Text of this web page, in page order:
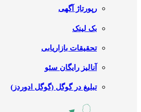
رپورتاژ آگهی
بک لینک
تحقیقات بازاریابی
آنالیز رایگان سئو
تبلیغ در گوگل (گوگل ادوردز)